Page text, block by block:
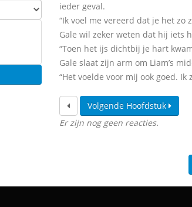
ieder geval.
“Ik voel me vereerd dat je het zo
Gale wil zeker weten dat hij iets
“Toen het ijs dichtbij je hart
Gale slaat zijn arm om Liam’s
“Het voelde voor mij ook goed.
Volgende Hoofdstuk
Er zijn nog geen reacties.